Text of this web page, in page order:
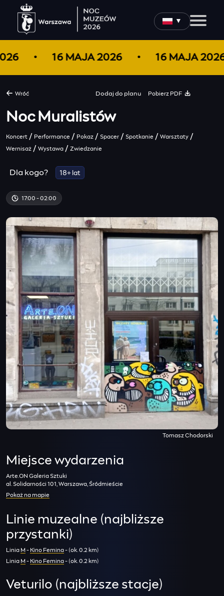
▼
16 MAJA 2026 16 MAJA
Dodaj do planu Pobierz PDF
Wróć
Noc Muralistów
Koncert / Performance / Pokaz / Spacer / Spotkanie / Warsztaty /
Wernisaż / Wystawa / Zwiedzanie
Dla kogo? 18+ lat
17:00 - 02:00
Tomasz Chodorski
Miejsce wydarzenia
Arte.ON Galeria Sztuki
al. Solidarności 101, Warszawa, Śródmieście
Pokaż na mapie
Linie muzealne (najbliższe
przystanki)
Linia M - Kino Femina- (ok. 0.2 km)
Linia M - Kino Femina- (ok. 0.2 km)
Veturilo (najbliższe stacje)